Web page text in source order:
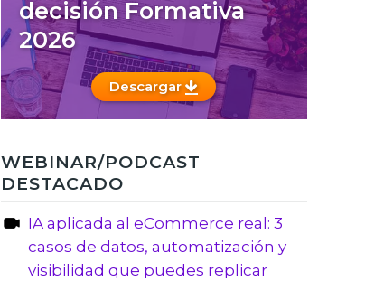
decisión Formativa
2026
Descargar
WEBINAR/PODCAST
DESTACADO
IA aplicada al eCommerce real: 3
casos de datos, automatización y
visibilidad que puedes replicar